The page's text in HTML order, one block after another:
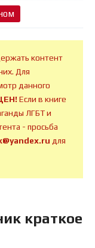
контент
Для
данного
Если в книге
ЛГБТ и
- просьба
для
краткое